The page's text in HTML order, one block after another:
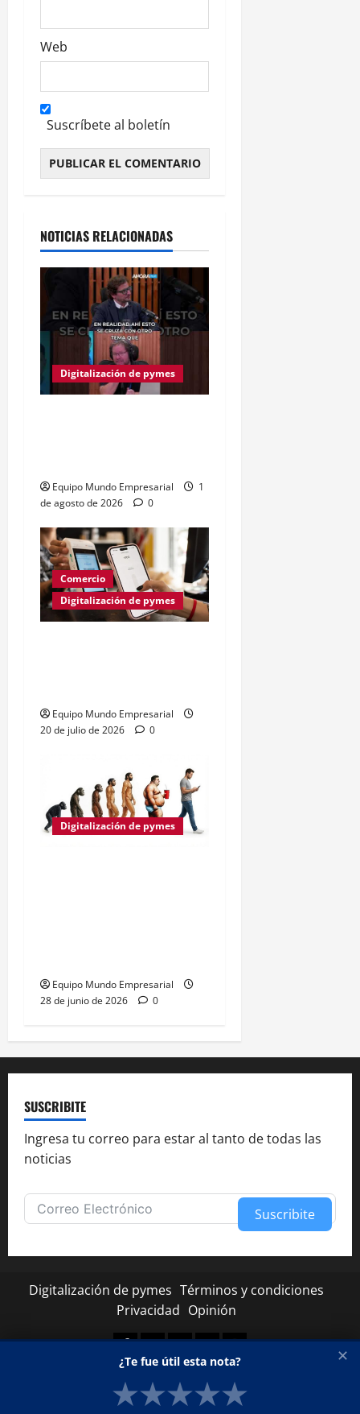
Web
Suscríbete al boletín
NOTICIAS RELACIONADAS
Digitalización de pymes
Equipo Mundo Empresarial
1
de agosto de 2026
0
Comercio
Digitalización de pymes
Equipo Mundo Empresarial
20 de julio de 2026
0
Digitalización de pymes
Equipo Mundo Empresarial
28 de junio de 2026
0
SUSCRIBITE
Ingresa tu correo para estar al tanto de todas las
noticias
Suscribite
Digitalización de pymes Términos y condiciones
Privacidad Opinión
Facebook
TwitterLinkedinYoutubeInstagram
Copyright © Todos los derechos reservados.
MoreNews
por AF themes.
✕
¿Te fue útil esta nota?
★★★★★